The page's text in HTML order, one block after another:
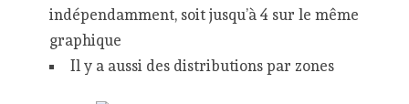
indépendamment, soit jusqu’à 4 sur le même
graphique
Il y a aussi des distributions par zones